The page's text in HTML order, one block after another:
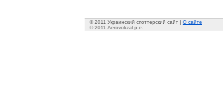
© 2011 Украинский споттерский сайт | О сайте
© 2011 Aerovokzal p.e.